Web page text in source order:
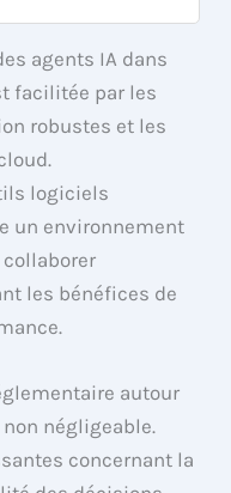
agents IA dans
facilitée par les
robustes et les
logiciels
un environnement
les bénéfices de
autour
négligeable.
concernant la